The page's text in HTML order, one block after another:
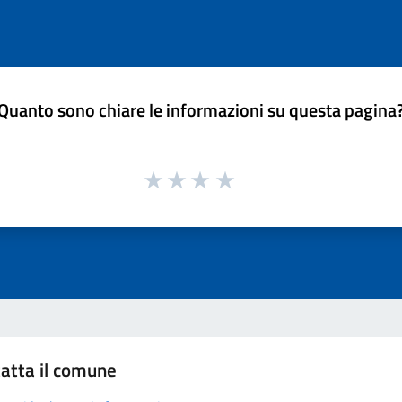
sono chiare le informazioni su questa
il comune